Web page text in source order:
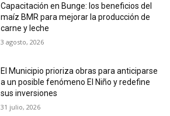
Capacitación en Bunge: los beneficios del
maíz BMR para mejorar la producción de
carne y leche
3 agosto, 2026
El Municipio prioriza obras para anticiparse
a un posible fenómeno El Niño y redefine
sus inversiones
31 julio, 2026